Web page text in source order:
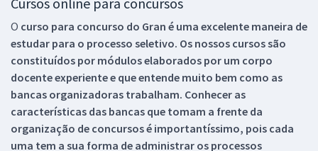
O curso para concurso do Gran é uma excelente maneira de
estudar para o processo seletivo. Os nossos cursos são
constituídos por módulos elaborados por um corpo
docente experiente e que entende muito bem como as
bancas organizadoras trabalham. Conhecer as
características das bancas que tomam a frente da
organização de concursos é importantíssimo, pois cada
uma tem a sua forma de administrar os processos